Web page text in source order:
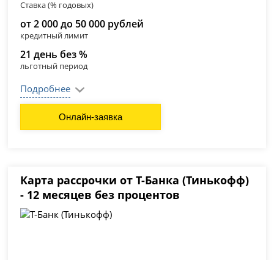
Ставка (% годовых)
от 2 000 до 50 000 рублей
кредитный лимит
21 день без %
льготный период
Подробнее
Онлайн-заявка
Карта рассрочки от Т-Банка (Тинькофф)
- 12 месяцев без процентов